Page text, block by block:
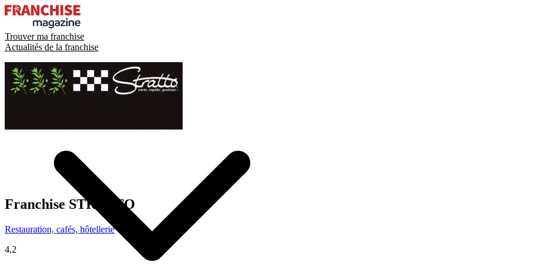
Trouver ma franchise
Actualités de la franchise
Franchise STRATTO
Restauration, cafés, hôtellerie
4,2